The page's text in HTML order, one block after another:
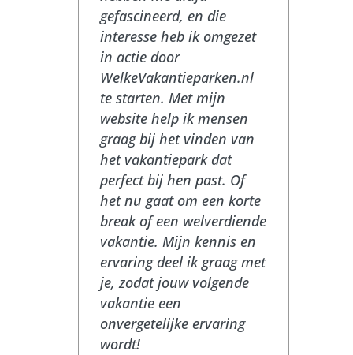
gefascineerd, en die
interesse heb ik omgezet
in actie door
WelkeVakantieparken.nl
te starten. Met mijn
website help ik mensen
graag bij het vinden van
het vakantiepark dat
perfect bij hen past. Of
het nu gaat om een korte
break of een welverdiende
vakantie. Mijn kennis en
ervaring deel ik graag met
je, zodat jouw volgende
vakantie een
onvergetelijke ervaring
wordt!